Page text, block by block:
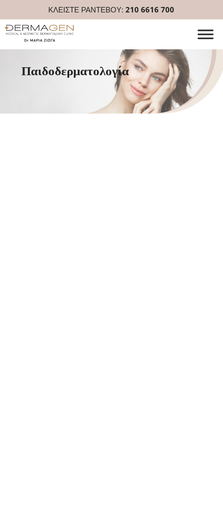
ΚΛΕΙΣΤΕ ΡΑΝΤΕΒΟΥ:210 6616 700
Παιδοδερματολογία